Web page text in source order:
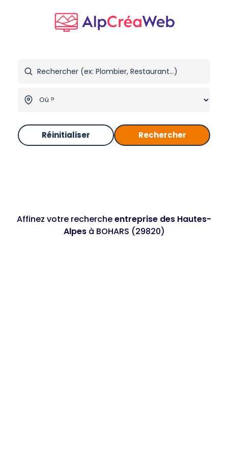
Réinitialiser Rechercher
Affinez votre rechercheentreprise des Hautes-
Alpesà BOHARS (29820)